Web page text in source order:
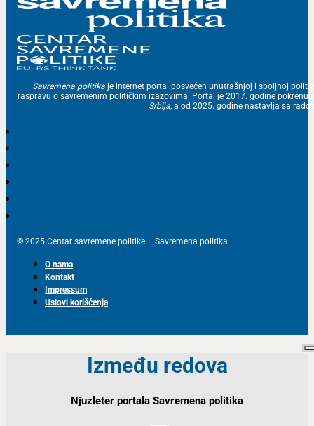
Savremena politika je internet portal posvećen unutrašnjoj i spoljnoj
raspravu o savremenim političkim izazovima. Portal je 2017. godine
Srbija, a od 2025. godine nastavlja sa
© 2025 Centar savremene politike – Savremena politika
O nama
Kontakt
Impressum
Uslovi korišćenja
Između redova
Njuzleter portala Savremena politika